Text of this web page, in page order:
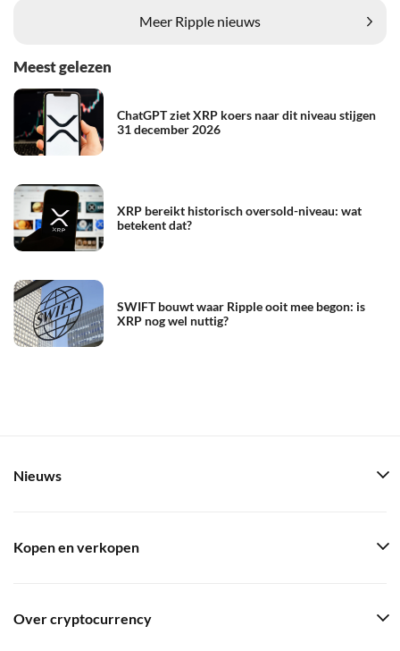
Meer Ripple nieuws
Meest gelezen
ChatGPT ziet XRP koers naar dit niveau stijgen
31 december 2026
XRP bereikt historisch oversold-niveau: wat
betekent dat?
SWIFT bouwt waar Ripple ooit mee begon: is
XRP nog wel nuttig?
Nieuws
Kopen en verkopen
Over cryptocurrency